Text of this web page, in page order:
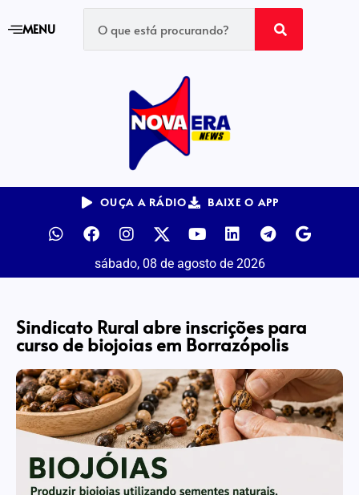
MENU
OUÇA A RÁDIO BAIXE O APP
sábado, 08 de agosto de 2026
Sindicato Rural abre inscrições para
curso de biojoias em Borrazópolis